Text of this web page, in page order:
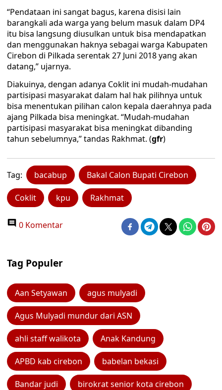
“Pendataan ini sangat bagus, karena disisi lain
barangkali ada warga yang belum masuk dalam DP4
itu bisa langsung diusulkan untuk bisa mendapatkan
dan menggunakan haknya sebagai warga Kabupaten
Cirebon di Pilkada serentak 27 Juni 2018 yang akan
datang,” ujarnya.
Diakuinya, dengan adanya Coklit ini mudah-mudahan
partisipasi masyarakat dalam hal hak pilihnya untuk
bisa menentukan pilihan calon kepala daerahnya pada
ajang Pilkada bisa meningkat. “Mudah-mudahan
partisipasi masyarakat bisa meningkat dibanding
tahun sebelumnya,” tandas Rakhmat. (gfr)
Tag: bacabup Bakal Calon Bupati Cirebon
Coklit kpu Rakhmat
0 Komentar
Tag Populer
Aan Setyawan agus mulyadi
Agus Mulyadi mundur dari ASN
ahli staff walikota Anak Kandung
APBD kab cirebon babelan bekasi
Bandar judi birokrat senior kota cirebon